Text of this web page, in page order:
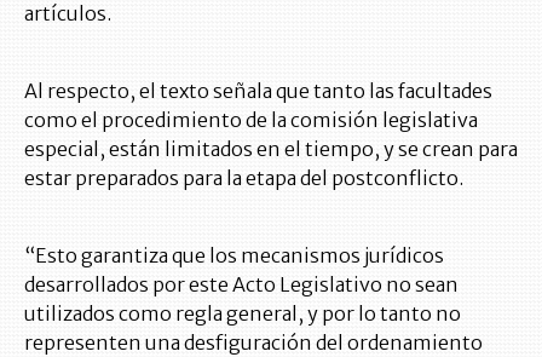
artículos.
Al respecto, el texto señala que tanto las facultades
como el procedimiento de la comisión legislativa
especial, están limitados en el tiempo, y se crean para
estar preparados para la etapa del postconflicto.
“Esto garantiza que los mecanismos jurídicos
desarrollados por este Acto Legislativo no sean
utilizados como regla general, y por lo tanto no
representen una desfiguración del ordenamiento